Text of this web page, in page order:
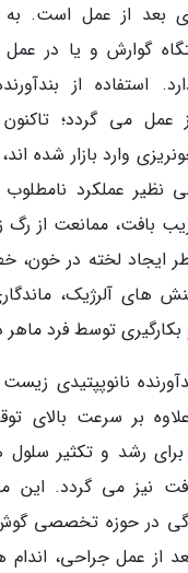
بعد از عمل است. به
گوارش و یا در عمل
استفاده از
عمل می گردد؛ تاکنون
وارد بازار شده
نظیر عملکرد
بافت، ممانعت از رگ
ایجاد لخته در خون،
های آلرژیک،
توسط فرد ماهر
نانوپپتیدی
بر سرعت بالای
رشد و تکثیر سلول
نیز می گردد. این
در حوزه تخصصی
بعد از عمل جراحی،